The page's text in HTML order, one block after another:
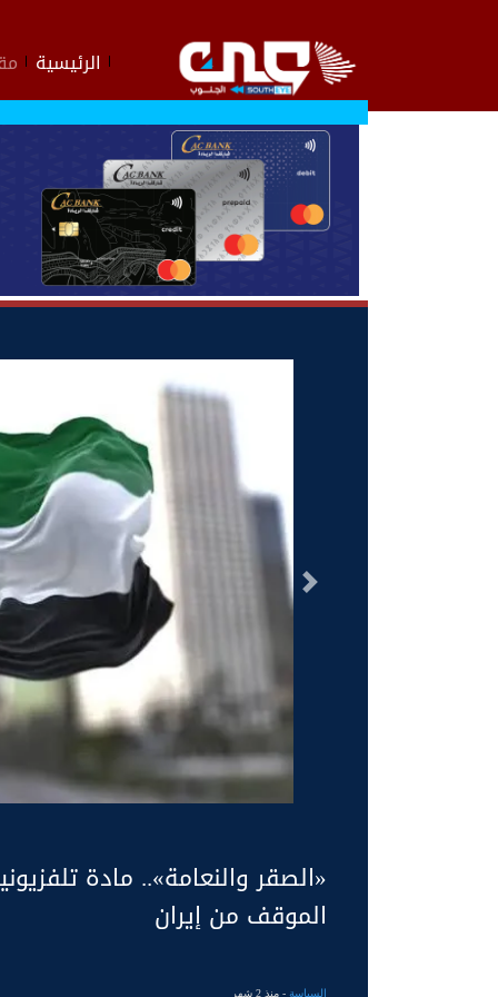
الرئيسية
السابق
«الصقر والنعامة».. مادة
الموقف من إيران
السياسة- منذ 2 شهر